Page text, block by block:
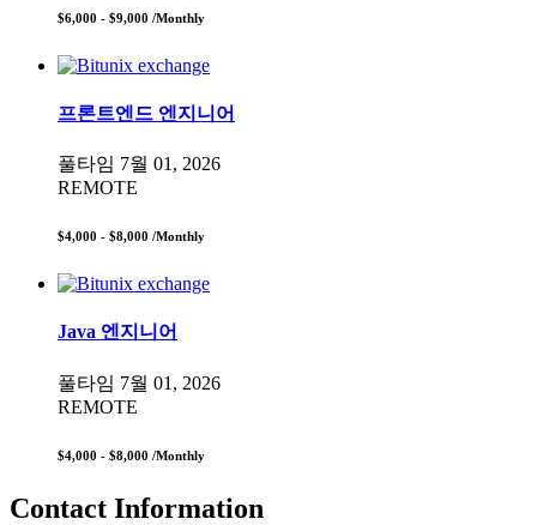
$6,000 - $9,000 /Monthly
프론트엔드 엔지니어
풀타임 7월 01, 2026
REMOTE
$4,000 - $8,000 /Monthly
Java 엔지니어
풀타임 7월 01, 2026
REMOTE
$4,000 - $8,000 /Monthly
Contact Information